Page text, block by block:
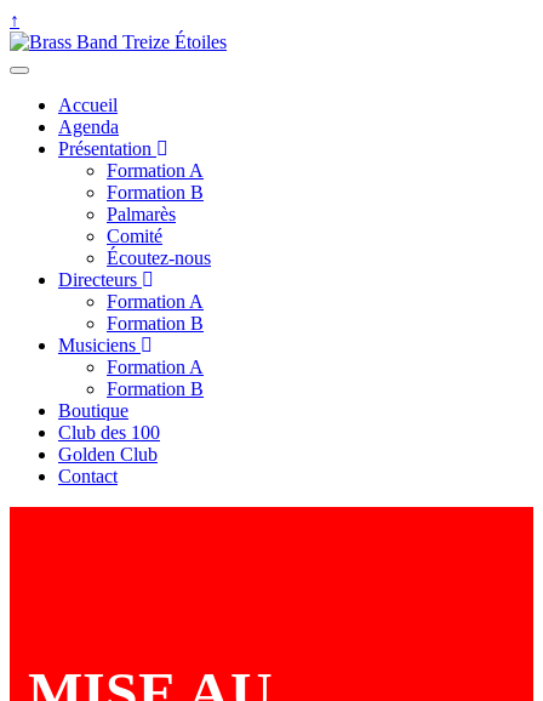
↑
Accueil
Agenda
Présentation
Formation A
Formation B
Palmarès
Comité
Écoutez-nous
Directeurs
Formation A
Formation B
Musiciens
Formation A
Formation B
Boutique
Club des 100
Golden Club
Contact